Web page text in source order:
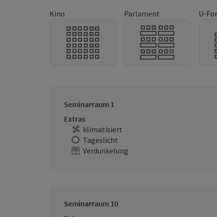
Kino Parlament U-
Seminarraum 1
Extras
klimatisiert
Tageslicht
Verdunkelung
Seminarraum 10